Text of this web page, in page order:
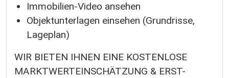
Immobilien-Video ansehen
Objektunterlagen einsehen (Grundrisse,
Lageplan)
WIR BIETEN IHNEN EINE KOSTENLOSE
MARKTWERTEINSCHÄTZUNG & ERST-